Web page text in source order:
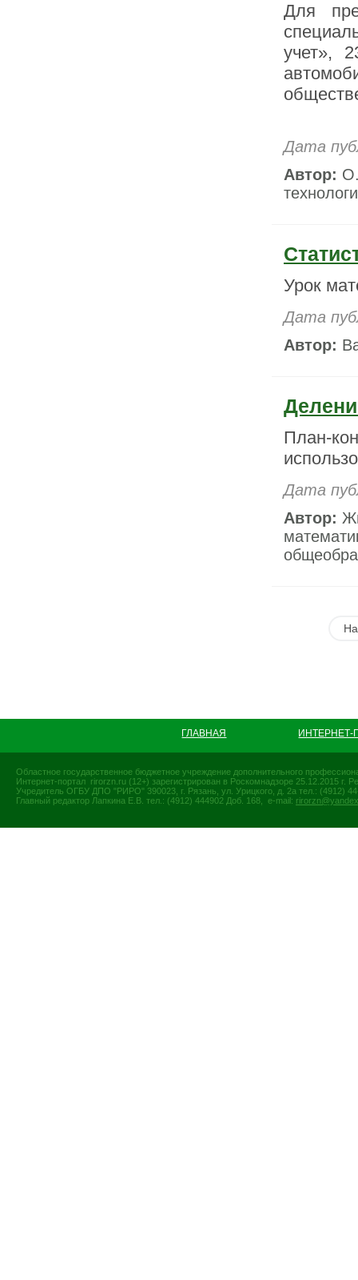
Для
учет»,
Дата
Автор:
Урок
Дата
Автор:
План-
Дата
Автор:
ГЛАВНАЯ
Областное государственное бюджетное учреждение дополнительного
Интернет-портал rirorzn.ru (12+) зарегистрирован в Роскомнадзоре 25.12.2015
Учредитель ОГБУ ДПО "РИРО" 390023, г. Рязань, ул. Урицкого, д. 2а тел.: (4912)
Главный редактор Лапкина Е.В. тел.: (4912) 444902 Доб. 168, e-mail: